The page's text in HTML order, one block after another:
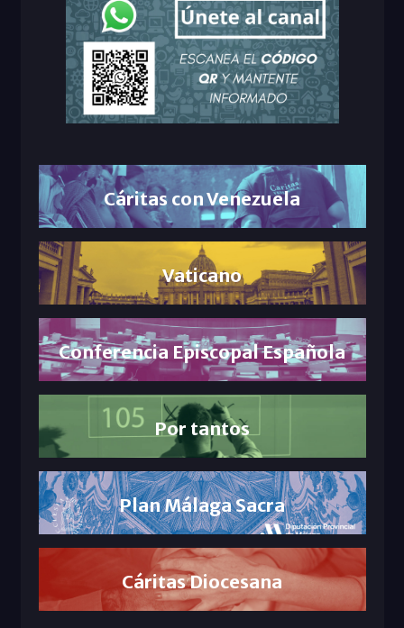
Cáritas con Venezuela
Vaticano
Conferencia Episcopal Española
Por tantos
Plan Málaga Sacra
Cáritas Diocesana